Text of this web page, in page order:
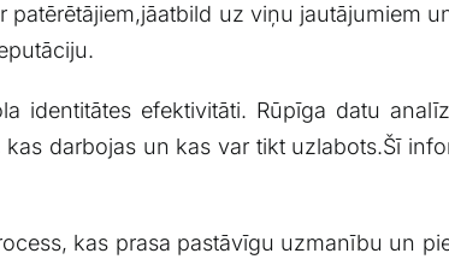
uz viņu jautājumiem
identitātes efektivitāti. Rūpīga datu‌
darbojas‍ un kas var tikt uzlabots.Šī
​kas prasa pastāvīgu uzmanību un